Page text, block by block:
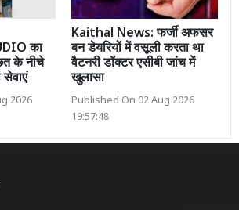
का
के नीचे
सेवाएं
2026
Kaithal News: फर्जी अफसर
बन डेयरियों में वसूली करता था
वैटनरी डॉक्टर एसीबी जांच में
खुलासा
Published On 02 Aug 2026
19:57:48